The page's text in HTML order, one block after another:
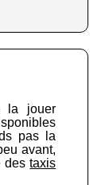
la jouer
pas la
avant,
destaxis